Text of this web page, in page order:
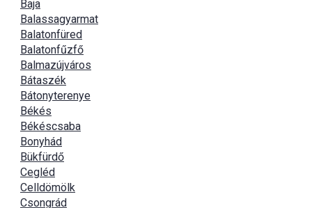
Baja
Balassagyarmat
Balatonfüred
Balatonfűzfő
Balmazújváros
Bátaszék
Bátonyterenye
Békés
Békéscsaba
Bonyhád
Bükfürdő
Cegléd
Celldömölk
Csongrád